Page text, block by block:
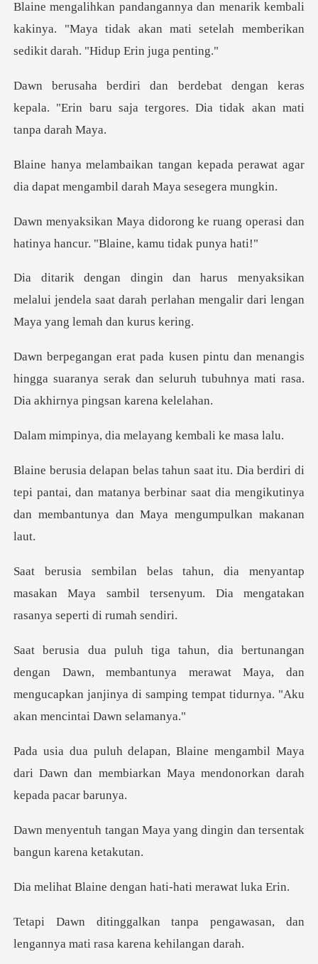
bali
kakinya. "Maya tidak akan mati setelah mem
n keras
kepala. "Erin baru saja tergores
epada perawat agar
dia dapat meng
ruang operasi dan
hatinya hancur
n
melalui jendela saat darah perlahan mengalir
gis
hingga suaranya serak dan seluruh tubuhnya m
ia melayang kemba
di
tepi pantai, dan matanya berbinar saat dia mengikuti
antap
masakan Maya sambil tersenyum. Dia me
awn, membantunya merawat Maya, dan
mengucapkan janjinya di
ambil Maya
dari Dawn dan membiarkan Maya
yang dingin dan tersentak
dengan hati-hati
pengawasan, dan
lengannya mat